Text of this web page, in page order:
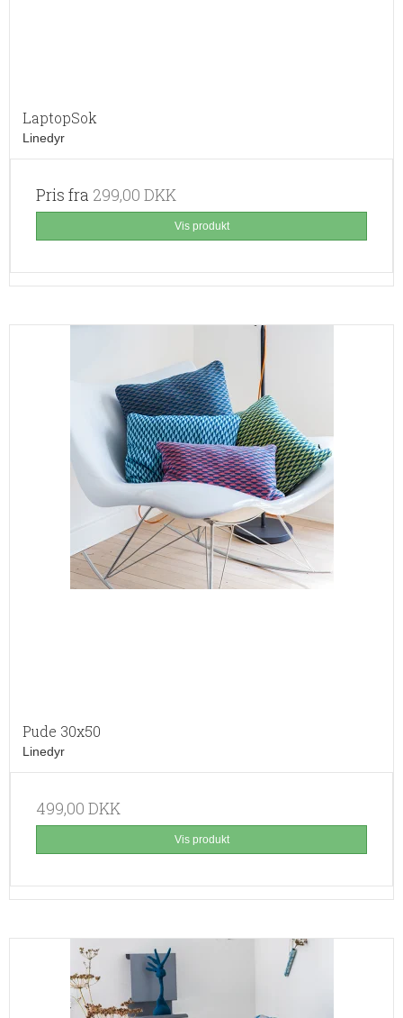
LaptopSok
Linedyr
Pris fra 299,00 DKK
Vis produkt
Pude 30x50
Linedyr
499,00 DKK
Vis produkt